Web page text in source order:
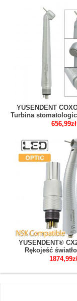
YUSENDENT
Turbina
kompatybilny z NSK
656,99zł
YUSENDENT®
Rękojeść
Kompatybilny z